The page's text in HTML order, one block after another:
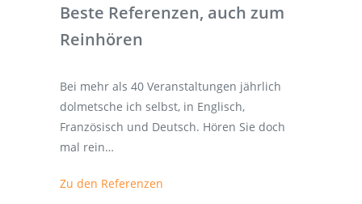
Beste Referenzen, auch zum
Reinhören
Bei mehr als 40 Veranstaltungen jährlich
dolmetsche ich selbst, in Englisch,
Französisch und Deutsch. Hören Sie doch
mal rein…
Zu den Referenzen